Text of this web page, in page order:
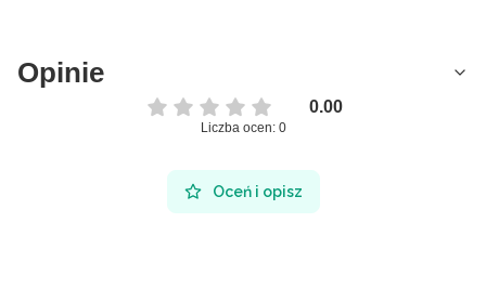
Opinie
0.00
Liczba ocen: 0
Oceń i opisz